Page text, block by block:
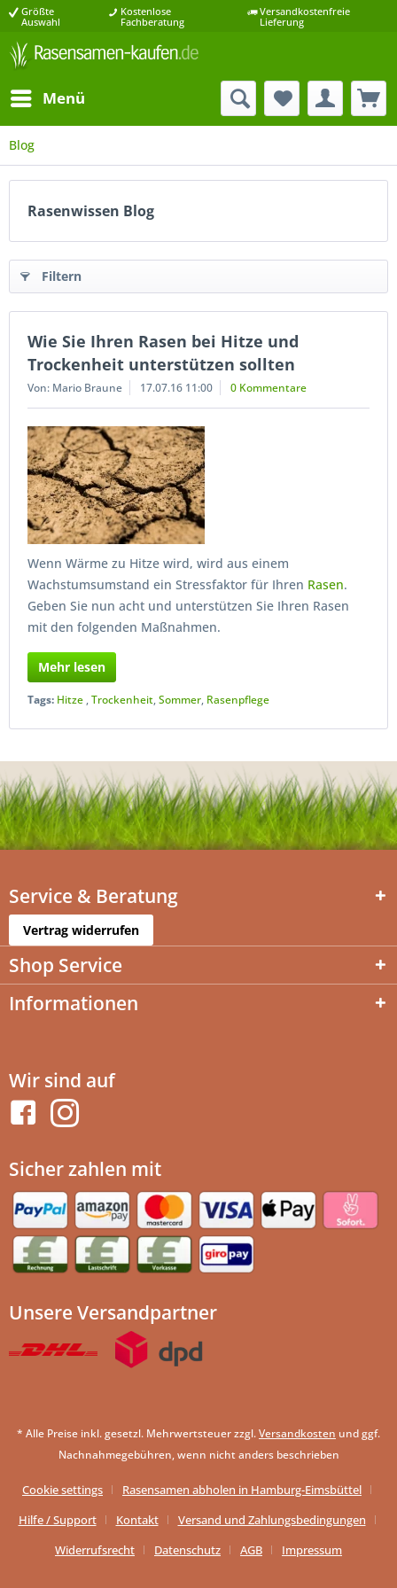
Größte
Auswahl
Kostenlose
Fachberatung
Versandkostenfreie
Lieferung
Menü
Blog
Rasenwissen Blog
Filtern
Wie Sie Ihren Rasen bei Hitze und
Trockenheit unterstützen sollten
Von: Mario Braune 17.07.16 11:00 0 Kommentare
Wenn Wärme zu Hitze wird, wird aus einem
Wachstumsumstand ein Stressfaktor für Ihren Rasen.
Geben Sie nun acht und unterstützen Sie Ihren Rasen
mit den folgenden Maßnahmen.
Mehr lesen
Tags: Hitze ,Trockenheit,Sommer, Rasenpflege
Service & Beratung
Vertrag widerrufen
Shop Service
Informationen
Wir sind auf
Sicher zahlen mit
Unsere Versandpartner
* Alle Preise inkl. gesetzl. Mehrwertsteuer zzgl.Versandkosten und ggf.
Nachnahmegebühren, wenn nicht anders beschrieben
Cookie settings
Rasensamen abholen in Hamburg-Eimsbüttel
Hilfe / Support
Kontakt
Versand und Zahlungsbedingungen
Widerrufsrecht
Datenschutz AGB Impressum